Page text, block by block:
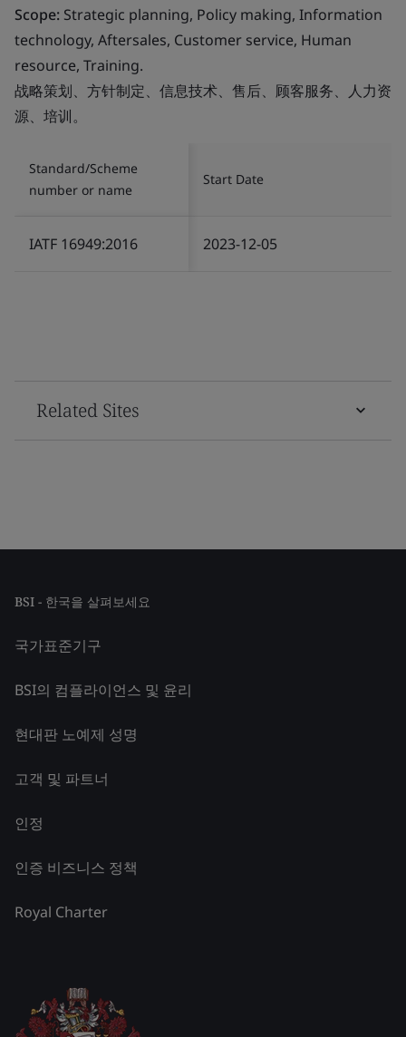
Scope: Strategic planning, Policy making, Information
technology, Aftersales, Customer service, Human
resource, Training.
战略策划、方针制定、信息技术、售后、顾客服务、人力资
源、培训。
Standard/Scheme
number or name
Start Date
IATF 16949:2016 2023-12-05
Related Sites
BSI - 한국을 살펴보세요
국가표준기구
BSI의 컴플라이언스 및 윤리
현대판 노예제 성명
고객 및 파트너
인정
인증 비즈니스 정책
Royal Charter